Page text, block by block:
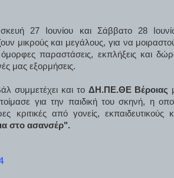
27 Ιουνίου και Σάββατο 28
μικρούς και μεγάλους, για να
όμορφες παραστάσεις, εκπλήξεις και
μας εξορμήσεις.
συμμετέχει και το ΔΗ.ΠΕ.ΘΕ Βέροιας
για την παιδική του σκηνή, η
κριτικές από γονείς, εκπαιδευτικούς
στο ασανσέρ".